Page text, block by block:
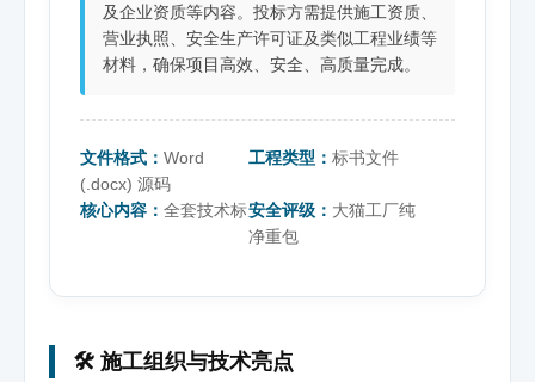
及企业资质等内容。投标方需提供施工资质、
营业执照、安全生产许可证及类似工程业绩等
材料，确保项目高效、安全、高质量完成。
文件格式： Word
(.docx) 源码
工程类型：标书文件
核心内容： 全套技术标安全评级： 大猫工厂纯
净重包
🛠️ 施工组织与技术亮点